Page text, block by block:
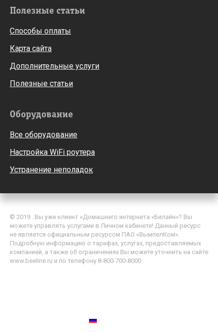
Полезные статьи
Способы оплаты
Карта сайта
Дополнительные услуги
Полезные статьи
Оборудование
Все оборудование
Настройка WiFi роутера
Устранение неполадок
© 2019 . Вы уже клиент «Домашнего интернета «Билайн»? Вы
можете управлять услугами в Личном кабинете! Данный ресурс
не является официальным ресурсом ПАО «ВымпелКом».
Подробную информацию о тарифах, услугах, предоставляемых
компанией, а также об ограничениях Вы можете уточнить на сайте
www.beeline.ru и по телефону 8-800-700-8000